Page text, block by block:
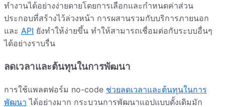
ทำงานได้อย่างง่ายดายโดยการเลือกและกำหนดค่าส่วน
ประกอบที่สร้างไว้ล่วงหน้า การผสานรวมกับบริการภายนอก
และ API ยังทำให้ง่ายขึ้น ทำให้สามารถเชื่อมต่อกับระบบอื่นๆ
ได้อย่างราบรื่น
ลดเวลาและต้นทุนในการพัฒนา
การใช้แพลตฟอร์ม no-code ช่วยลดเวลาและต้นทุนในการ
พัฒนา ได้อย่างมาก กระบวนการพัฒนาแอปแบบดั้งเดิมมัก